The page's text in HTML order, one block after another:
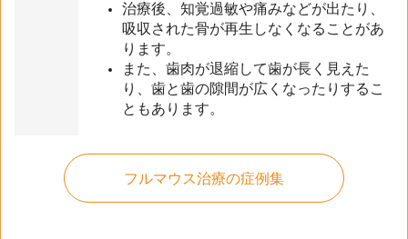
治療後、知覚過敏や痛みなどが出たり、
吸収された骨が再生しなくなることがあ
ります。
また、歯肉が退縮して歯が長く見えた
り、歯と歯の隙間が広くなったりするこ
ともあります。
フルマウス治療の症例集